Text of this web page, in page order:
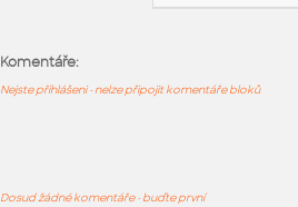
Komentáře:
Nejste přihlášeni - nelze připojit komentáře bloků
Dosud žádné komentáře - buďte první